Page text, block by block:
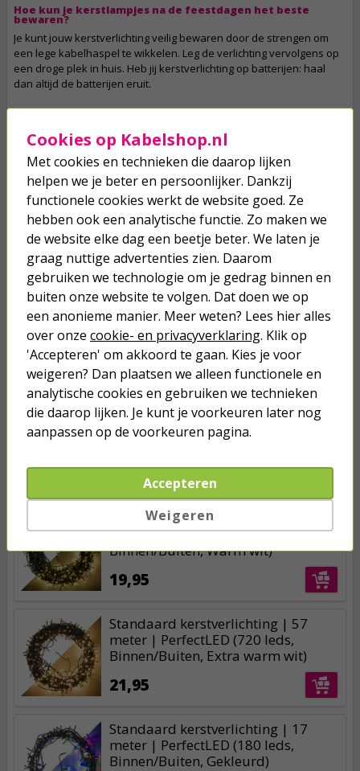
Hoe kun je kerstlampjes na de feestdagen het beste
bewaren?
Je kunt jouw kerstverlichting veilig bewaren door de strengen om
een lege kabelhaspel te wikkelen. Leg de verlichting vervolgens op
een droge plek in huis. Heb jij kerstverlichting op batterijen: haal
dan altijd de batterijen eruit.
Eigenschappen:
Merk: PerfectLED
Standaard kerstverlichting met 480 gekleurde leds
Verlichte lengte van 36 meter
Aanloopsnoer van 3 meter
Totale lengte van 39 meter
Geschikt voor binnen en buiten
*Dit product kan indien gebruikt niet meer geretourneerd worden
na de feestdagen.
Op werkdagen voor 23:59 uur besteld, morgen in huis
Nergens goedkoper!
Meer dan 2 miljoen klanten gingen je voor
Betaal binnen 14 dagen na aankoop
Klanten geven Kabelshop een 9.1/10
Anderen kochten ook...
Standaard kerstverlichting | 57
meter | PerfectLED (720 leds,
Binnen/Buiten, Warm wit)
19,95
Standaard kerstverlichting | 57
meter | PerfectLED (720 leds,
Binnen/Buiten, Extra warm wit)
21,95
Standaard kerstverlichting | 17
meter | PerfectLED (180 leds,
Binnen/Buiten, Gekleurd)
Cookies op Kabelshop.nl
Met cookies en technieken die daarop lijken
helpen we je beter en persoonlijker. Dankzij
functionele cookies werkt de website goed. Ze
hebben ook een analytische functie. Zo maken we
de website elke dag een beetje beter. We laten je
graag nuttige advertenties zien. Daarom
gebruiken we technologie om je gedrag binnen en
buiten onze website te volgen. Dat doen we op
een anonieme manier. Meer weten? Lees hier alles
over onze cookie- en privacyverklaring. Klik op
'Accepteren' om akkoord te gaan. Kies je voor
weigeren? Dan plaatsen we alleen functionele en
analytische cookies en gebruiken we technieken
die daarop lijken. Je kunt je voorkeuren later nog
aanpassen op de voorkeuren pagina.
Accepteren
Weigeren